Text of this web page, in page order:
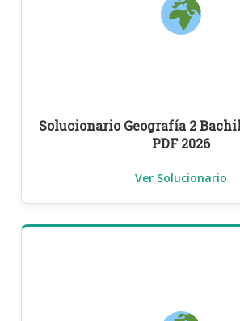
Solucionario Geografía 2
PDF 2026
Ver Solucionario